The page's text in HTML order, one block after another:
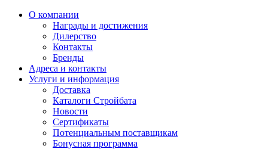
О компании
Награды и достижения
Дилерство
Контакты
Бренды
Адреса и контакты
Услуги и информация
Доставка
Каталоги Стройбата
Новости
Сертификаты
Потенциальным поставщикам
Бонусная программа